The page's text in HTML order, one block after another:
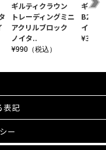
ギルティクラウン
トレーディングミニ
アクリルブロック
ノイタ..
¥990（税込）
ギルテ
B2タ
イタ
¥3,520
表記
ー